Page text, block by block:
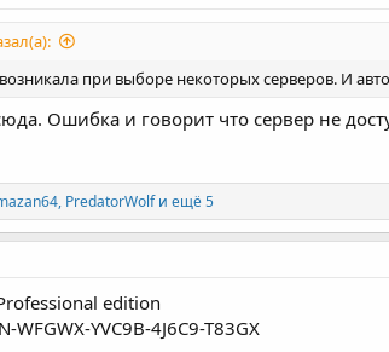
channel
Key: TX3T2
kms.cgtsoft.com:1688
7 дн. 00 ч. 00 мин.
не помогает, через KMSoffline также не
при выборе некоторых серверов. И
Ошибка и говорит что сервер не
, PredatorWolfи ещё 5
edition
YVC9B-4J6C9-T83GX